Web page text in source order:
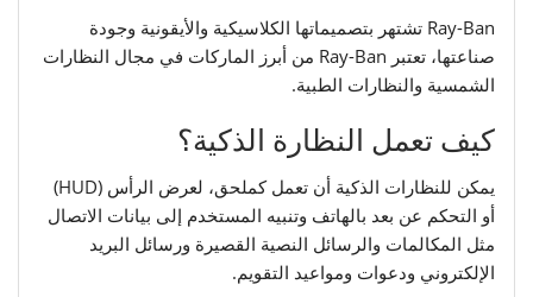
Ray-Ban تشتهر بتصميماتها الكلاسيكية والأيقونية وجودة
صناعتها، تعتبر Ray-Ban من أبرز الماركات في مجال النظارات
الشمسية والنظارات الطبية.
كيف تعمل النظارة الذكية؟
يمكن للنظارات الذكية أن تعمل كملحق، لعرض الرأس (HUD)
أو التحكم عن بعد بالهاتف وتنبيه المستخدم إلى بيانات الاتصال
مثل المكالمات والرسائل النصية القصيرة ورسائل البريد
الإلكتروني ودعوات ومواعيد التقويم.